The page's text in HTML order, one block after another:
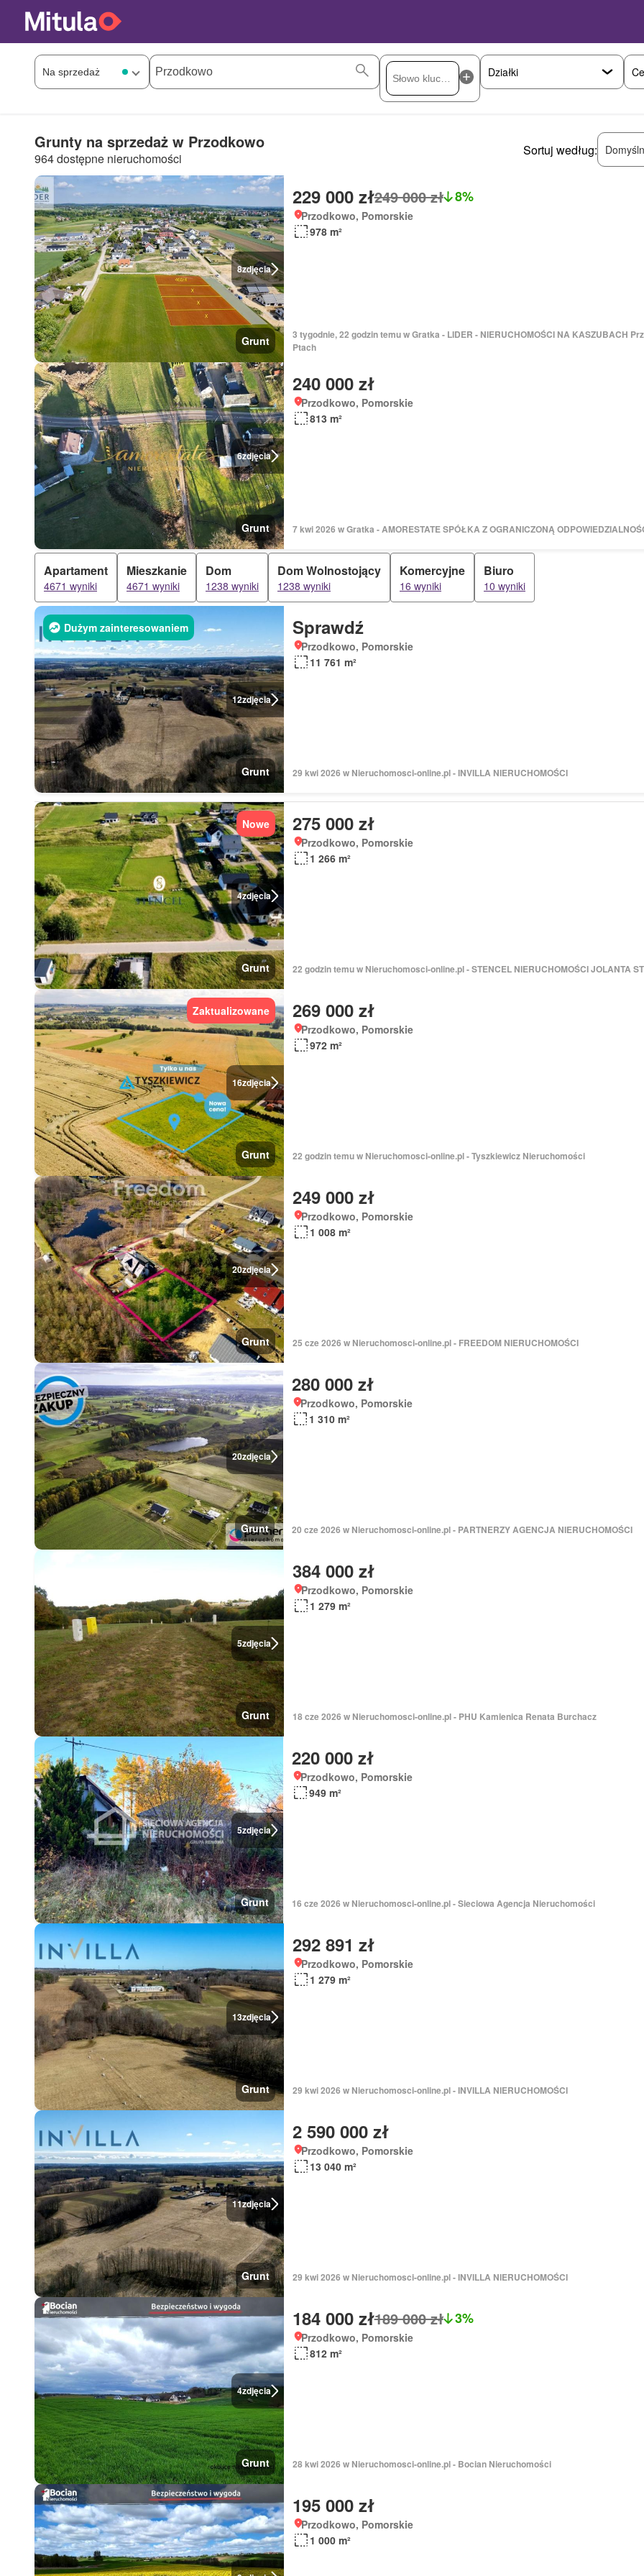
Grunty na sprzedaż w Przodkowo
964 dostępne nieruchomości
Sortuj według:
8zdjęcia
Grunt
229 000 zł249 000 zł 8%
Przodkowo, Pomorskie
978 m²
3 tygodnie, 22 godzin temu w Gratka - LIDER - NIERUCHOMOŚCI NA KASZUBACH
Ptach
6zdjęcia
Grunt
240 000 zł
Przodkowo, Pomorskie
813 m²
7 kwi 2026 w Gratka - AMORESTATE SPÓŁKA Z OGRANICZONĄ
Apartament
4671 wyniki
Mieszkanie
4671 wyniki
Dom
1238 wyniki
Dom Wolnostojący
1238 wyniki
Komercyjne
16 wyniki
Biuro
10 wyniki
12zdjęcia
Dużym zainteresowaniem
Grunt
Sprawdź
Przodkowo, Pomorskie
11 761 m²
29 kwi 2026 w Nieruchomosci-online.pl - INVILLA NIERUCHOMOŚCI
4zdjęcia
Nowe
Grunt
275 000 zł
Przodkowo, Pomorskie
1 266 m²
22 godzin temu w Nieruchomosci-online.pl - STENCEL NIERUCHOMOŚCI JOLANTA
16zdjęcia
Zaktualizowane
Grunt
269 000 zł
Przodkowo, Pomorskie
972 m²
22 godzin temu w Nieruchomosci-online.pl - Tyszkiewicz Nieruchomości
20zdjęcia
Grunt
249 000 zł
Przodkowo, Pomorskie
1 008 m²
25 cze 2026 w Nieruchomosci-online.pl - FREEDOM NIERUCHOMOŚCI
20zdjęcia
Grunt
280 000 zł
Przodkowo, Pomorskie
1 310 m²
20 cze 2026 w Nieruchomosci-online.pl - PARTNERZY AGENCJA NIERUCHOMOŚCI
5zdjęcia
Grunt
384 000 zł
Przodkowo, Pomorskie
1 279 m²
18 cze 2026 w Nieruchomosci-online.pl - PHU Kamienica Renata Burchacz
5zdjęcia
Grunt
220 000 zł
Przodkowo, Pomorskie
949 m²
16 cze 2026 w Nieruchomosci-online.pl - Sieciowa Agencja Nieruchomości
13zdjęcia
Grunt
292 891 zł
Przodkowo, Pomorskie
1 279 m²
29 kwi 2026 w Nieruchomosci-online.pl - INVILLA NIERUCHOMOŚCI
11zdjęcia
Grunt
2 590 000 zł
Przodkowo, Pomorskie
13 040 m²
29 kwi 2026 w Nieruchomosci-online.pl - INVILLA NIERUCHOMOŚCI
4zdjęcia
Grunt
184 000 zł189 000 zł 3%
Przodkowo, Pomorskie
812 m²
28 kwi 2026 w Nieruchomosci-online.pl - Bocian Nieruchomości
195 000 zł
Przodkowo, Pomorskie
1 000 m²